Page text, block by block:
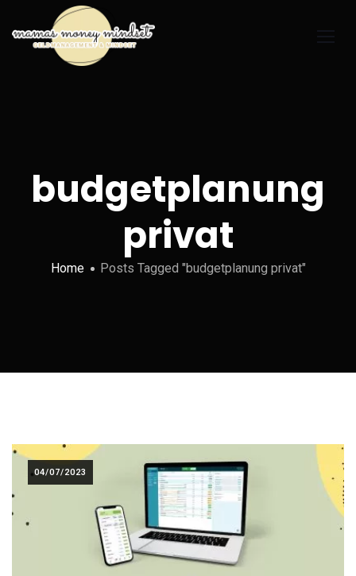
budgetplanung
privat
Home Posts Tagged "budgetplanung privat"
04/07/2023